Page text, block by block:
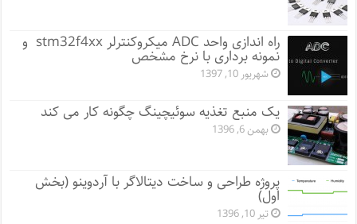
راه اندازی واحد ADC میکروکنترلر stm32f4xx و
نمونه برداری با نرخ مشخص
شهریور 10, 1397
یک منبع تغذیه سوئیچینگ چگونه کار می کند
بهمن 6, 1396
پروژه طراحی و ساخت دیتالاگر با آردوینو (بخش
اول)
تیر 10, 1396